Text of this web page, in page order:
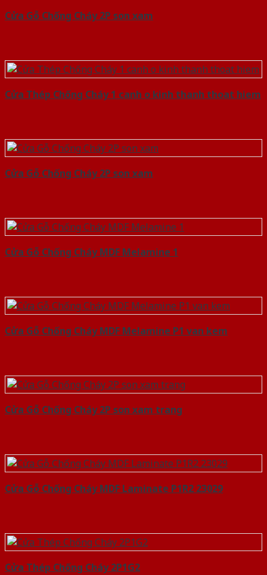
Cửa Gỗ Chống Cháy 2P son xam
Cửa Thép Chống Cháy 1 canh o kinh thanh thoat hiem
Cửa Gỗ Chống Cháy 2P son xam
Cửa Gỗ Chống Cháy MDF Melamine 1
Cửa Gỗ Chống Cháy MDF Melamine P1 van kem
Cửa Gỗ Chống Cháy 2P son xam trang
Cửa Gỗ Chống Cháy MDF Laminate P1R2 23029
Cửa Thép Chống Cháy 2P1G2